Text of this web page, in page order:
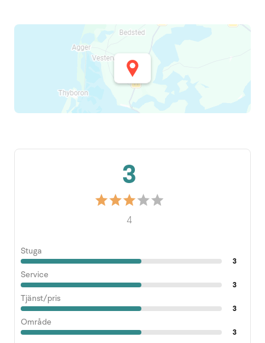
3
4
Stuga
3
Service
3
Tjänst/pris
3
Område
3